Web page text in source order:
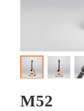
M52